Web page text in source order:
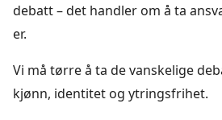
debatt – det handler om å ta
er.
Vi må tørre å ta de vanskelige
kjønn, identitet og ytringsfrihet.